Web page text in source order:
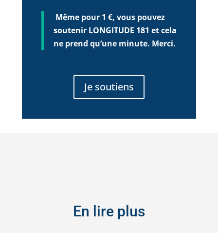
Même pour 1 €, vous pouvez
soutenir LONGITUDE 181 et cela
ne prend qu’une minute. Merci.
Je soutiens
En lire plus